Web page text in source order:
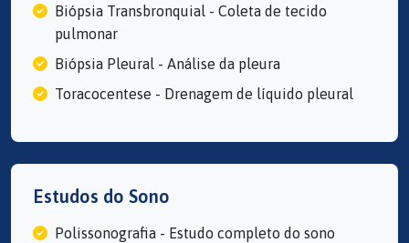
Biópsia Transbronquial - Coleta de tecido
pulmonar
Biópsia Pleural - Análise da pleura
Toracocentese - Drenagem de líquido pleural
Estudos do Sono
Polissonografia - Estudo completo do sono